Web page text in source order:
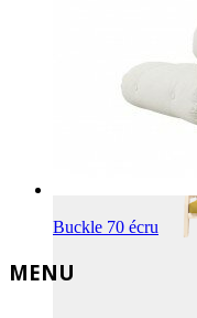
Buckle 70 écru
MENU